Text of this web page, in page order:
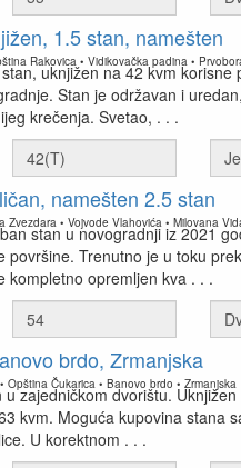
1.5 stan, namešten
Rakovica • Vidikovačka padina •
uknjižen na 42 kvm korisne
Stan je održavan i
krečenja. Svetao, . . .
namešten 2.5 stan
Zvezdara • Vojvode Vlahovića • Milovana
stan u novogradnji iz 2021
površine. Trenutno je u toku
kompletno opremljen kva . . .
brdo, Zrmanjska
Opština Čukarica • Banovo brdo • Zrmanjska
zajedničkom dvorištu.
kvm. Moguća kupovina stana
U korektnom . . .